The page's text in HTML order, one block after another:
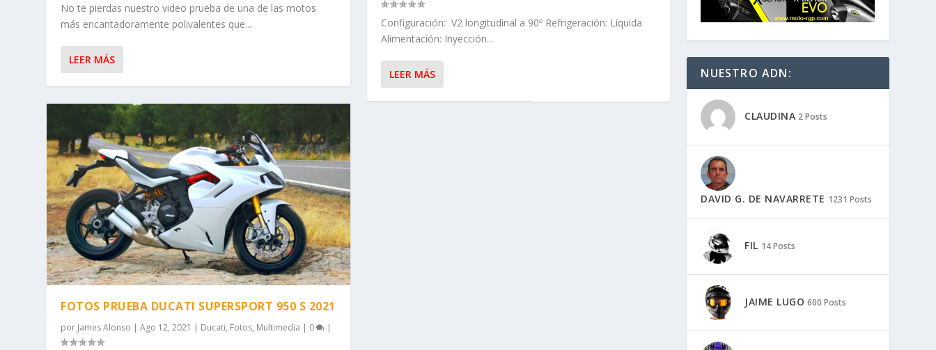
No te pierdas nuestro video prueba de una de las motos
más encantadoramente polivalentes que...
LEER MÁS
FOTOS PRUEBA DUCATI SUPERSPORT 950 S 2021
por James Alonso |Ago 12, 2021 | Ducati, Fotos, Multimedia | 0 |
Configuración: V2 longitudinal a 90º Refrigeración: Líquida
Alimentación: Inyección...
LEER MÁS NUESTRO ADN:
CLAUDINA 2 Posts
DAVID G. DE NAVARRETE 1231 Posts
FIL 14 Posts
JAIME LUGO 600 Posts